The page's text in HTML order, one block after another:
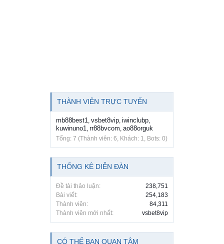
THÀNH VIÊN TRỰC TUYẾN
mb88best1 vsbet8vip iwinclubp
kuwinuno1 rr88bvcom ao88orguk
Tổng: 7 (Thành viên: 6, Khách: 1, Bots: 0)
THỐNG KÊ DIỄN ĐÀN
Đề tài thảo luận:
238,751
Bài viết:
254,183
Thành viên:
84,311
Thành viên mới nhất:
vsbet8vip
CÓ THỂ BẠN QUAN TÂM